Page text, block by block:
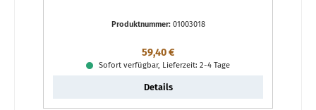
Produktnummer: 01003018
Regulärer Preis:
59,40 €
Sofort verfügbar, Lieferzeit: 2-4 Tage
Details